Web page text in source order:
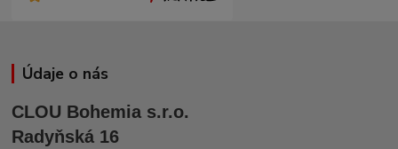
Údaje o nás
CLOU Bohemia s.r.o.
Radyňská 16